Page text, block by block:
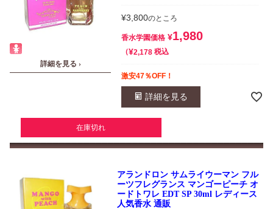
詳細を見る ›
¥3,800のところ
香水学園価格 ¥1,980
¥2,178 税込
激安47％OFF！
詳細を見る
在庫切れ
アランドロン サムライウーマン フル
ーツフレグランス マンゴーピーチ オ
ードトワレ EDT SP 30ml レディース
人気香水 通販